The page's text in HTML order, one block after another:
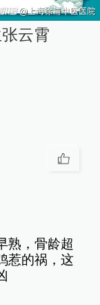
云霄
熟，骨龄超
惹的祸，这